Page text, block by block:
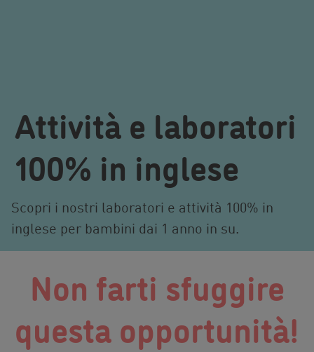
Attività e laboratori
100% in inglese
Scopri i nostri laboratori e attività 100% in
inglese per bambini dai 1 anno in su.
Non farti sfuggire
questa opportunità!